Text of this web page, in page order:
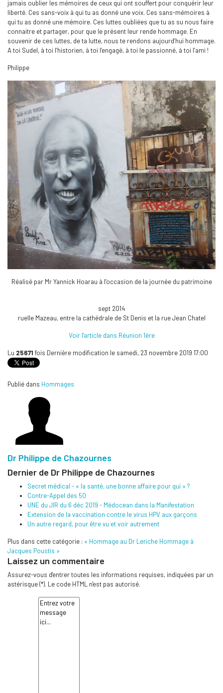
jamais oublier les mémoires de ceux qui ont souffert pour conquérir leur
liberté. Ces sans-voix à qui tu as donné une voix. Ces sans-mémoires à
qui tu as donné une mémoire. Ces luttes oubliées que tu as su nous faire
connaitre et partager, pour que le présent leur rende hommage. En
souvenir de ces luttes, de ta lutte, nous te rendons aujourd’hui hommage.
A toi Sudel, à toi l’historien, à toi l’engagé, à toi le passionné, à toi l’ami !
Philippe
Réalisé par Mr Yannick Hoarau à l’occasion de la journée du patrimoine
sept 2014
ruelle Mazeau, entre la cathédrale de St Denis et la rue Jean Chatel
Voir l'article dans Réunion 1ère
Lu 25671 fois Dernière modification le samedi, 23 novembre 2019 17:00
Publié dans Hommages
Dr Philippe de Chazournes
Dernier de Dr Philippe de Chazournes
Secret médical - « la santé, une bonne affaire pour qui » ?
Contre-Appel des 50
UNE du JIR du 6 déc 2019 - Médocean dans la Manifestation
Extension de la vaccination contre le virus HPV aux garçons
Un autre regard, pour être vu et voir autrement
Plus dans cette catégorie : « Hommage au Dr Leriche Hommage à
Jacques Poustis »
Laissez un commentaire
Assurez-vous d'entrer toutes les informations requises, indiquées par un
astérisque (*). Le code HTML n'est pas autorisé.